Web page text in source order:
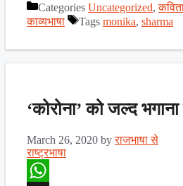
ShareCategories Uncategorized,
काव्यभाषा
Tags monika, sharma
‘कोरोना’ को जल्द
March 26, 2020 byराजभाषा से
राष्ट्रभाषा